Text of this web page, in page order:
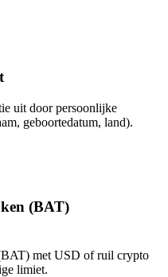
uit door persoonlijke
geboortedatum, land).
(BAT)
met USD of ruil crypto
limiet.